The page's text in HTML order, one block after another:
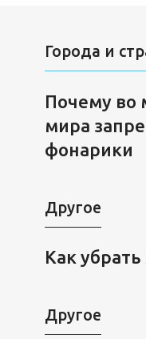
Города и
Почему во
мира
фонарики
Другое
Как
Другое